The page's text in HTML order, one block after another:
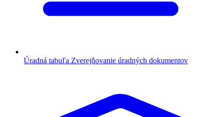
Úradná tabuľa Zverejňovanie úradných dokumentov